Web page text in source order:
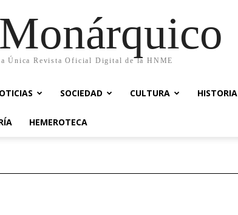
Única Revista Oficial Digital de la HNME
SOCIEDAD CULTURA HISTORIA
HEMEROTECA